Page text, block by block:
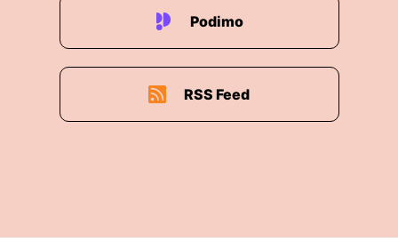
00:02:39: Nein, Notizblock grausholen musst
und etwas rätselmust?
00:02:41: Ja!
00:02:42: Es fängt jetzt direkt an mit der Person
00:02:47: vor gibt's nur noch mein zu dumm
Podimo
RSS Feed